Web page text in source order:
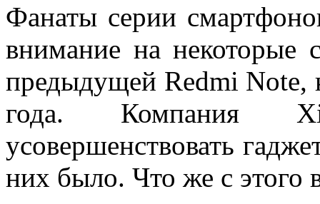
Фанаты серии
внимание на некоторые
предыдущей Redmi Note,
года. Компания
усовершенствовать
них было. Что же с